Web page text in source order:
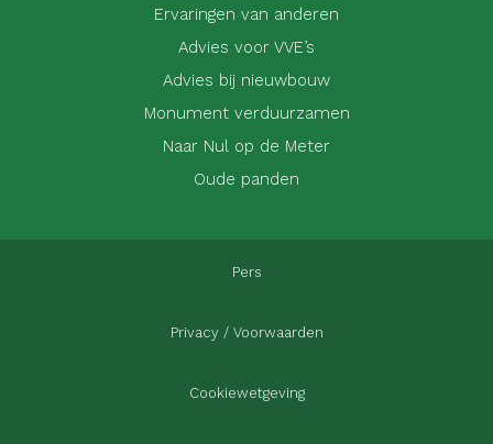
Ervaringen van anderen
Advies voor VVE’s
Advies bij nieuwbouw
Monument verduurzamen
Naar Nul op de Meter
Oude panden
Pers
Privacy / Voorwaarden
Cookiewetgeving